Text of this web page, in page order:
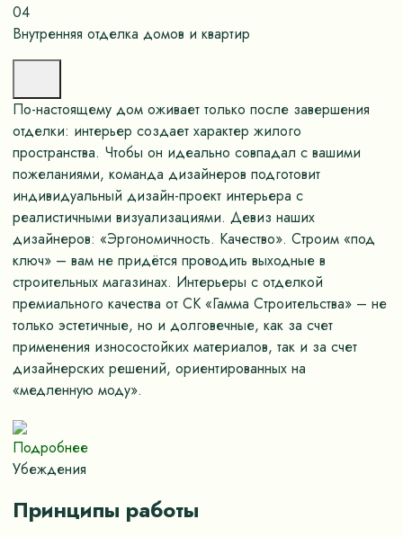
04
Внутренняя отделка домов и квартир
По-настоящему дом оживает только после завершения
отделки: интерьер создает характер жилого
пространства. Чтобы он идеально совпадал с вашими
пожеланиями, команда дизайнеров подготовит
индивидуальный дизайн-проект интерьера с
реалистичными визуализациями. Девиз наших
дизайнеров: «Эргономичность. Качество». Строим «под
ключ» – вам не придётся проводить выходные в
строительных магазинах. Интерьеры с отделкой
премиального качества от СК «Гамма Строительства» – не
только эстетичные, но и долговечные, как за счет
применения износостойких материалов, так и за счет
дизайнерских решений, ориентированных на
«медленную моду».
Подробнее
Убеждения
Принципы работы